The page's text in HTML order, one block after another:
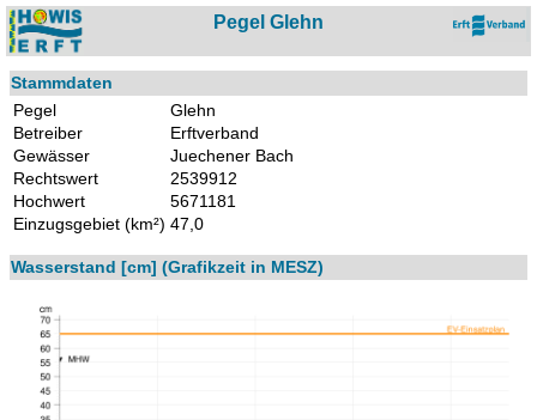
Pegel Glehn
Stammdaten
Pegel
Glehn
Betreiber
Erftverband
Gewässer
Juechener Bach
Rechtswert
2539912
Hochwert
5671181
Einzugsgebiet (km²) 47,0
Wasserstand [cm] (Grafikzeit in MESZ)